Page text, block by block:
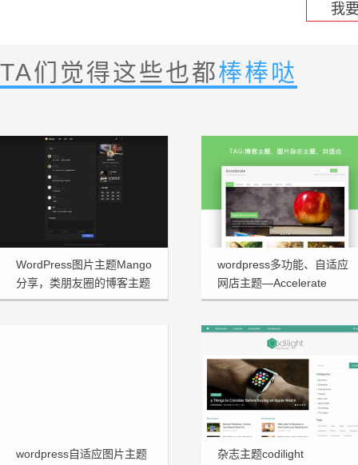
我
TA们觉得这些也都棒棒哒
WordPress图片主题Mango
分享，类朋友圈的博客主题
wordpress多功能、自适应
网店主题—Accelerate
1.3.2
wordpress自适应图片主题
杂志主题codilight